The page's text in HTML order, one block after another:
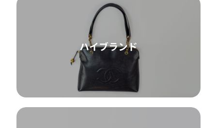
ハイブランド